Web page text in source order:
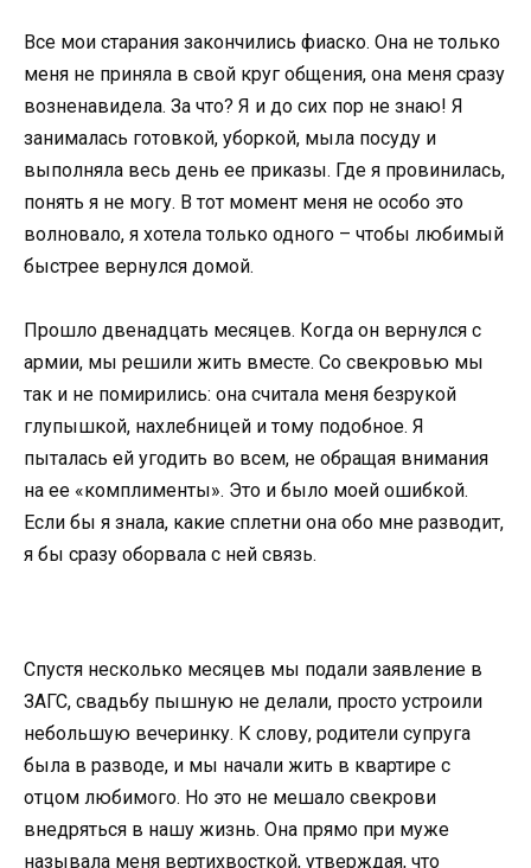
Все мои старания закончились фиаско. Она не только
меня не приняла в свой круг общения, она меня сразу
возненавидела. За что? Я и до сих пор не знаю! Я
занималась готовкой, уборкой, мыла посуду и
выполняла весь день ее приказы. Где я провинилась,
понять я не могу. В тот момент меня не особо это
волновало, я хотела только одного – чтобы любимый
быстрее вернулся домой.
Прошло двенадцать месяцев. Когда он вернулся с
армии, мы решили жить вместе. Со свекровью мы
так и не помирились: она считала меня безрукой
глупышкой, нахлебницей и тому подобное. Я
пыталась ей угодить во всем, не обращая внимания
на ее «комплименты». Это и было моей ошибкой.
Если бы я знала, какие сплетни она обо мне разводит,
я бы сразу оборвала с ней связь.
Спустя несколько месяцев мы подали заявление в
ЗАГС, свадьбу пышную не делали, просто устроили
небольшую вечеринку. К слову, родители супруга
была в разводе, и мы начали жить в квартире с
отцом любимого. Но это не мешало свекрови
внедряться в нашу жизнь. Она прямо при муже
называла меня вертихвосткой, утверждая, что